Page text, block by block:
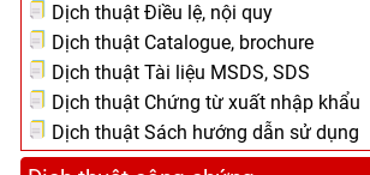
Dịch thuật Điều lệ, nội quy
Dịch thuật Catalogue, brochure
Dịch thuật Tài liệu MSDS, SDS
Dịch thuật Chứng từ xuất nhập khẩu
Dịch thuật Sách hướng dẫn sử dụng